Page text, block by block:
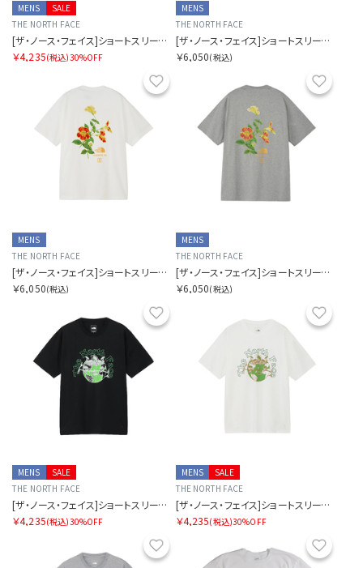
SALE
MENS
THE NORTH FACE
[ザ・ノース・フェイス]ショートスリーブマウンテンフラワーティー
￥4,235(税込)30%OFF
MENS
THE NORTH FACE
[ザ・ノース・フェイス]ショートスリーブヨセミテフラワーティー
￥6,050(税込)
MENS
THE NORTH FACE
[ザ・ノース・フェイス]ショートスリーブヨセミテフラワーティー
￥6,050(税込)
MENS
THE NORTH FACE
[ザ・ノース・フェイス]ショートスリーブヨセミテフラワーティー
￥6,050(税込)
お気に入り
SALE
MENS
THE NORTH FACE
[ザ・ノース・フェイス]ショートスリーブグラウンドフラワーティー
￥4,235(税込)30%OFF
SALE
MENS
THE NORTH FACE
[ザ・ノース・フェイス]ショートスリーブグラウンドフラワーティー
￥4,235(税込)30%OFF
お気に入り